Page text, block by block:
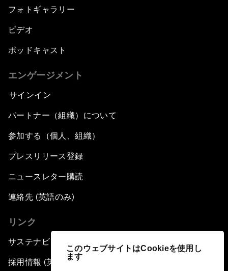
このウェブサイトはCookieを使用し
ます
フォトギャラリー
ビデオ
ポッドキャスト
エンゲージメント
サインイン
パートナー（組織）について
参加する（個人、組織）
プレスリリース登録
ニュースレター購読
連絡先 (英語のみ)
リンク
サステナビリティへの取り組み
採用情報 (英語のみ)